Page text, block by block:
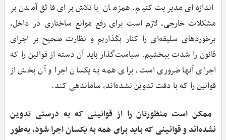
اندازه‌ای مدیریت کنیم. همزمان با تلاش برای فائق آمدن بر
مشکلات خارجی، لازم است برای رفع موانع ساختاری در داخل،
برخوردهای سلیقه‌ای را کنار بگذاریم و نظارت صحیح بر اجرای
قانون را شدت ببخشیم. سیاست‌گذار باید آن دسته از قوانین را که
اجرای آنها ضروری است، برای همه به یکسان اجرا و آن بخش از
قوانین را که با دقت تدوین نشده‌اند، ساماندهی کند.
‌ ممکن است منظورتان را از قوانینی که به درستی تدوین
نشده‌اند و قوانینی که باید برای همه به یکسان اجرا شود، به‌طور